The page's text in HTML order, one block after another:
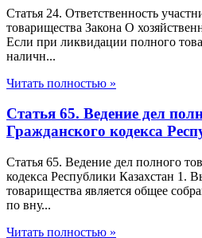
Статья 24. Ответственность
товарищества Закона О
Если при ликвидации полного
наличн...
Читать полностью »
Статья 65. Ведение дел
Гражданского кодекса
Статья 65. Ведение дел полного
кодекса Республики Казахстан 1.
товарищества является общее
по вну...
Читать полностью »